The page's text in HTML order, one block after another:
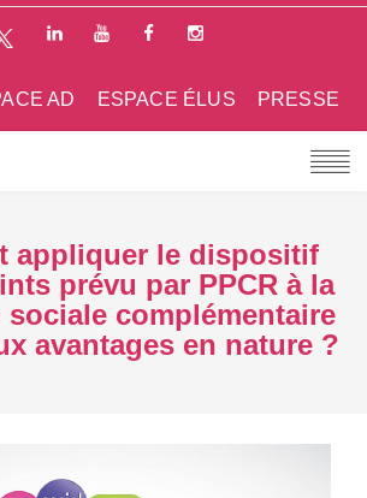
PRESSE
ESPACE ÉLUS
AD
appliquer le dispositif
prévu par PPCR à la
complémentaire
avantages en nature ?